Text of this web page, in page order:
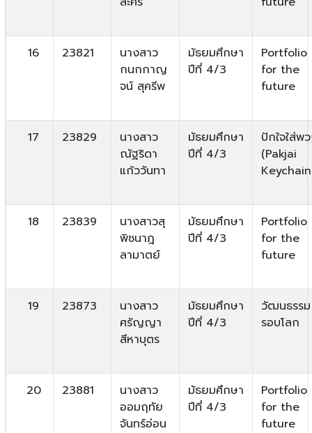
16 23821
นางสาว
กนกกาญ
จน์ สุครีพ
มัธยมศึกษา
ปีที่ 4/3
Portfolio
for the
future
17 23829
นางสาว
ณัฐริดา
แก้ววันทา
มัธยมศึกษา
ปีที่ 4/3
ปักใจใส่พ
(Pakjai
18 23839
นางสาวสุ
พิชนาฎ
ลามาตย์
มัธยมศึกษา
ปีที่ 4/3
Portfolio
for the
future
19 23873
นางสาว
ศรัญญา
สีหาบุตร
มัธยมศึกษา
ปีที่ 4/3
วัฒนธรรม
รอบโลก
20 23881
นางสาว
ออมฤทัย
จันทร์อ่อน
มัธยมศึกษา
ปีที่ 4/3
Portfolio
for the
future